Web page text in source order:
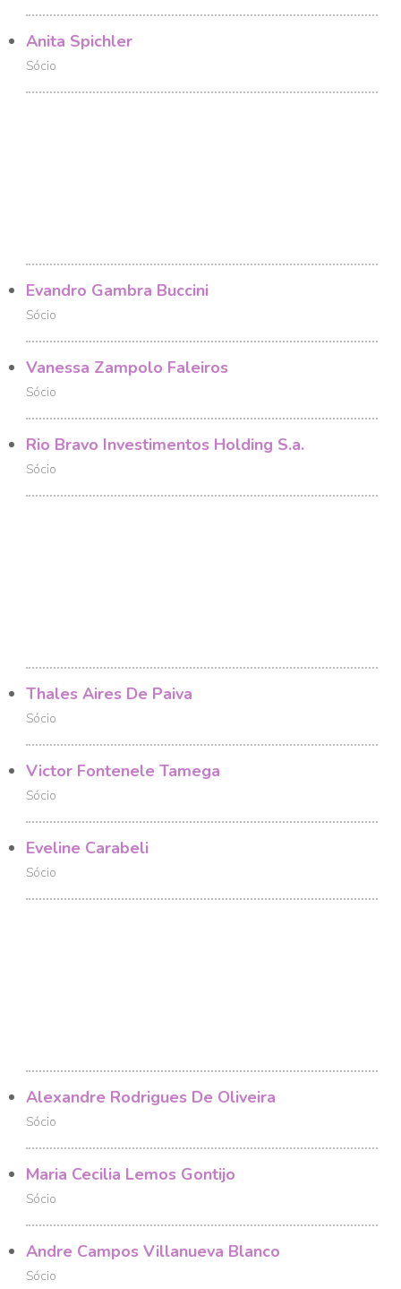
Anita Spichler
Sócio
Evandro Gambra Buccini
Sócio
Vanessa Zampolo Faleiros
Sócio
Rio Bravo Investimentos Holding S.a.
Sócio
Thales Aires De Paiva
Sócio
Victor Fontenele Tamega
Sócio
Eveline Carabeli
Sócio
Alexandre Rodrigues De Oliveira
Sócio
Maria Cecilia Lemos Gontijo
Sócio
Andre Campos Villanueva Blanco
Sócio